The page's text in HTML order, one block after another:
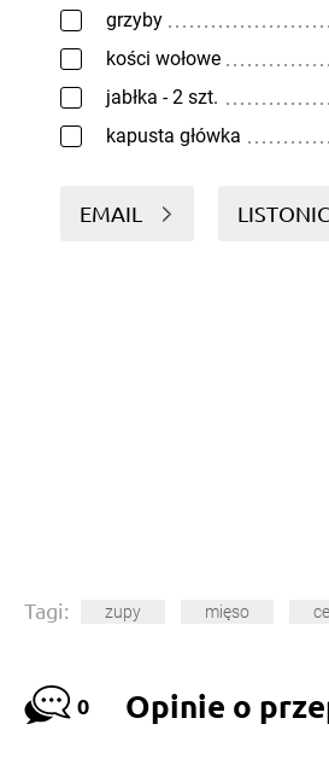
grzyby
kości wołowe
jabłka - 2 szt.
kapusta główka
EMAIL LISTONIC
Tagi: zupy mięso
0 Opinie o